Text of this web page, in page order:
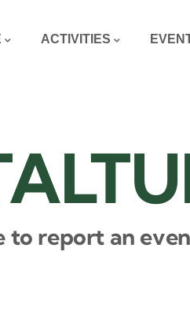
ACTIVITIES
to report an